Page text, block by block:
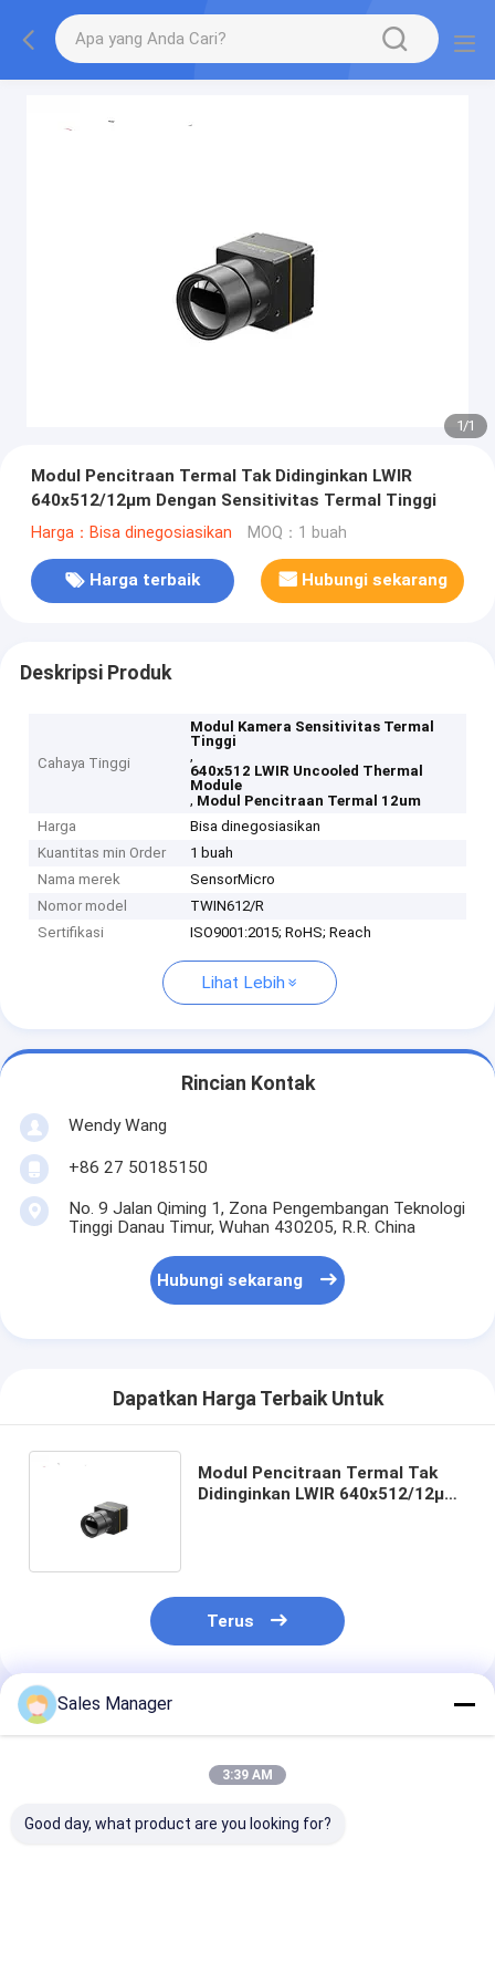
1/1
Modul Pencitraan Termal Tak Didinginkan LWIR
640x512/12µm Dengan Sensitivitas Termal Tinggi
Harga：Bisa dinegosiasikan MOQ：1 buah
Harga terbaik Hubungi sekarang
Deskripsi Produk
Cahaya Tinggi
Modul Kamera Sensitivitas Termal
Tinggi
,
640x512 LWIR Uncooled Thermal
Module
, Modul Pencitraan Termal 12um
Harga
Bisa dinegosiasikan
Kuantitas min Order
1 buah
Nama merek
SensorMicro
Nomor model
TWIN612/R
Sertifikasi
ISO9001:2015; RoHS; Reach
Lihat Lebih
Rincian Kontak
Wendy Wang
+86 27 50185150
No. 9 Jalan Qiming 1, Zona Pengembangan Teknologi
Tinggi Danau Timur, Wuhan 430205, R.R. China
Hubungi sekarang
Dapatkan Harga Terbaik Untuk
Modul Pencitraan Termal Tak
Didinginkan LWIR 640x512/12µm
Terus
Rekomendasi Produk
Sales Manager
3:39 AM
Good day, what product are you looking for?